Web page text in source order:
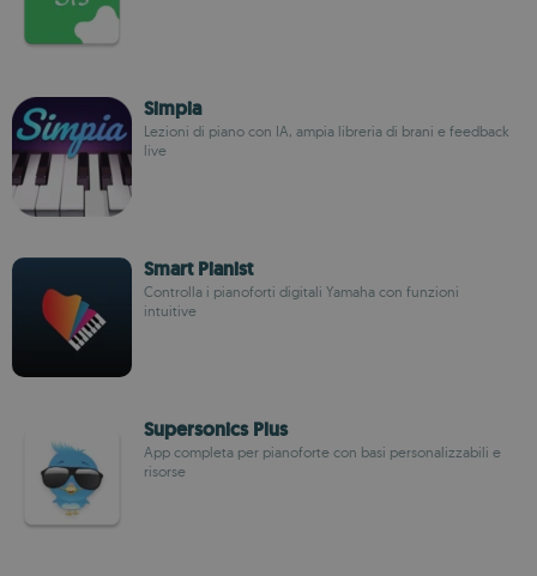
Simpia
Lezioni di piano con IA, ampia libreria di brani e feedback
live
Smart Pianist
Controlla i pianoforti digitali Yamaha con funzioni
intuitive
Supersonics Plus
App completa per pianoforte con basi personalizzabili e
risorse